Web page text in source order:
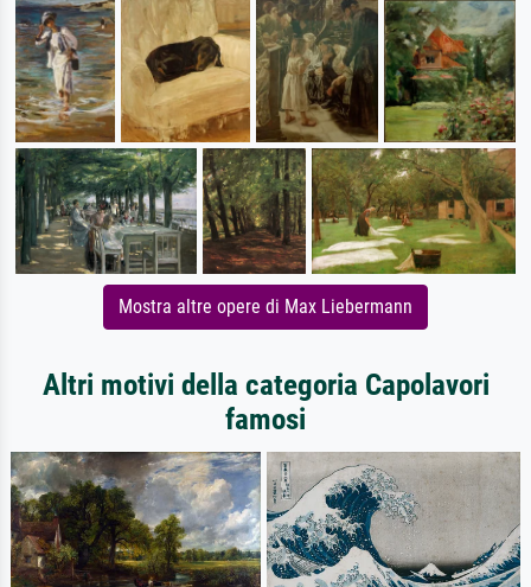
Mostra altre opere di Max Liebermann
Altri motivi della categoria Capolavori
famosi